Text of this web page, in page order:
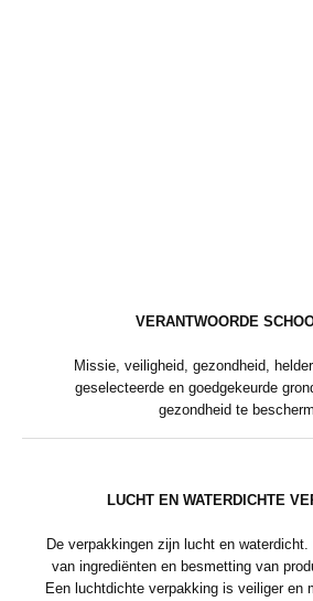
VERANTWOORDE
Missie, veiligheid, gezondheid,
geselecteerde en goedgekeurde
gezondheid te
LUCHT EN WATERDICHTE
De verpakkingen zijn lucht en
van ingrediënten en besmetting van
Een luchtdichte verpakking is veiliger en